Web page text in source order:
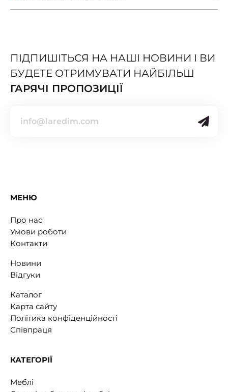
ПІДПИШІТЬСЯ НА НАШІ НОВИНИ І ВИ
БУДЕТЕ ОТРИМУВАТИ НАЙБІЛЬШ
ГАРЯЧІ ПРОПОЗИЦІЇ
МЕНЮ
Про нас
Умови роботи
Контакти
Новини
Відгуки
Каталог
Карта сайту
Політика конфіденційності
Співпраця
КАТЕГОРІЇ
Меблі